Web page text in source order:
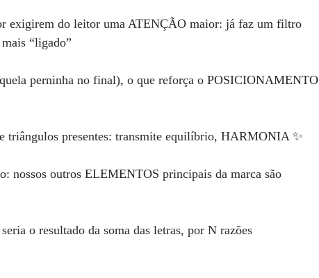
exigirem do leitor uma ATENÇÃO maior: já faz um filtro
“ligado”
perninha no final), o que reforça o POSICIONAMENTO
triângulos presentes: transmite equilíbrio, HARMONIA ✨
nossos outros ELEMENTOS principais da marca são
o resultado da soma das letras, por N razões